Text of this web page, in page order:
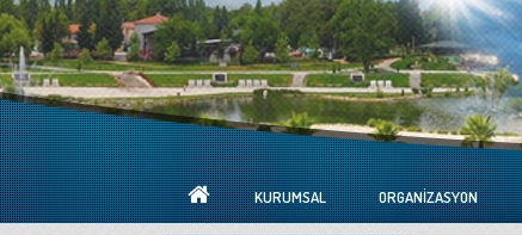
KURUMSAL ORGANIZASYON